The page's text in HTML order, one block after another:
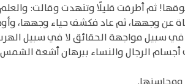
ثم أطرقت قليلًا وتنهدت وقالت:
عن وجهها، ثم عاد فكشف حياء وجهها،
سبيل مواجهة الحقائق لا في سبيل
أجسام الرجال والنساء ببرهان أشعة